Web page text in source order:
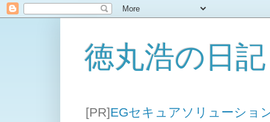
徳丸浩の日記
[PR]EGセキュアソリューショ